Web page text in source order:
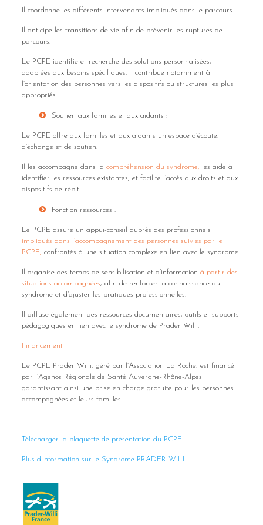
Il coordonne les différents intervenants impliqués dans le parcours.
Il anticipe les transitions de vie afin de prévenir les ruptures de
parcours.
Le PCPE identifie et recherche des solutions personnalisées,
adaptées aux besoins spécifiques. Il contribue notamment à
l’orientation des personnes vers les dispositifs ou structures les plus
appropriés.
Soutien aux familles et aux aidants :
Le PCPE offre aux familles et aux aidants un espace d’écoute,
d’échange et de soutien.
Il les accompagne dans la compréhension du syndrome, les aide à
identifier les ressources existantes, et facilite l’accès aux droits et aux
dispositifs de répit.
Fonction ressources :
Le PCPE assure un appui-conseil auprès des professionnels
impliqués dans l’accompagnement des personnes suivies par le
PCPE, confrontés à une situation complexe en lien avec le syndrome.
Il organise des temps de sensibilisation et d’information à partir des
situations accompagnées, afin de renforcer la connaissance du
syndrome et d’ajuster les pratiques professionnelles.
Il diffuse également des ressources documentaires, outils et supports
pédagogiques en lien avec le syndrome de Prader Willi.
Financement
Le PCPE Prader Willi, géré par l’Association La Roche, est financé
par l’Agence Régionale de Santé Auvergne-Rhône-Alpes
garantissant ainsi une prise en charge gratuite pour les personnes
accompagnées et leurs familles.
Télécharger la plaquette de présentation du PCPE
Plus d’information sur le Syndrome PRADER-WILLI